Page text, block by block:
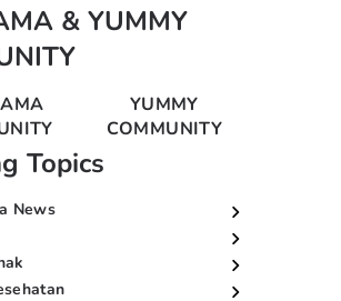
& YUMMY
YUMMY
COMMUNITY
Topics
News